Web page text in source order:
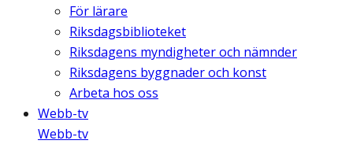
För lärare
Riksdagsbiblioteket
Riksdagens myndigheter och nämnder
Riksdagens byggnader och konst
Arbeta hos oss
Webb-tv
Webb-tv